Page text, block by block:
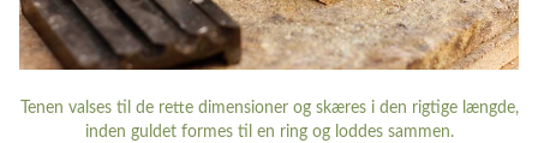
Tenen valses til de rette dimensioner og skæres i den rigtige længde,
inden guldet formes til en ring og loddes sammen.